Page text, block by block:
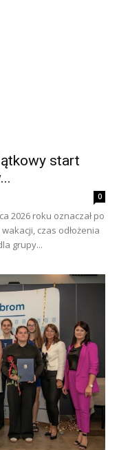
start
0
2026 roku oznaczał po
czas odłożenia
grupy...